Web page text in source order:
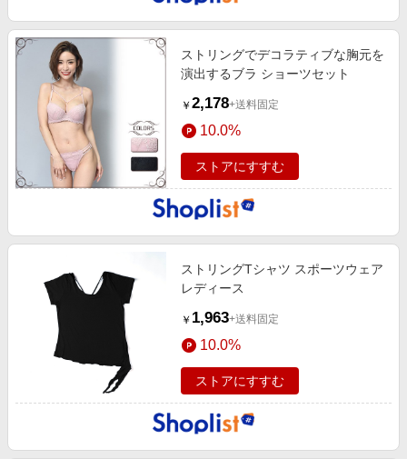
ストリングでデコラティブな胸元を
演出するブラ ショーツセット
￥ 2,178+送料固定
10.0%
ストアにすすむ
ストリングTシャツ スポーツウェア
レディース
￥ 1,963+送料固定
10.0%
ストアにすすむ